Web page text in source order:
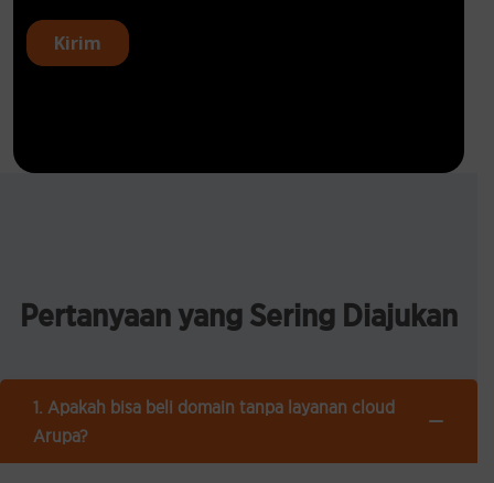
PertanyaanyangSering Diajukan
1. Apakah bisa beli domain tanpa layanan cloud
Arupa?